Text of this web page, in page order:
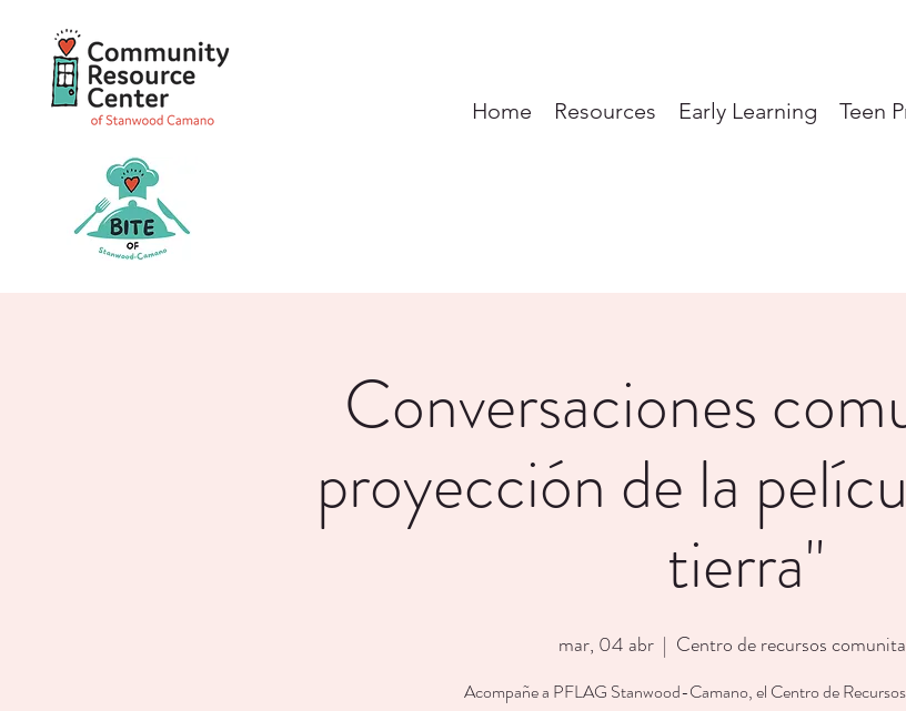
Home Resources Early Learning Teen
Conversaciones
proyección de la
tierra"
mar, 04 abr
  |
Centro de recursos
Acompañe a PFLAG Stanwood-Camano, el Centro de